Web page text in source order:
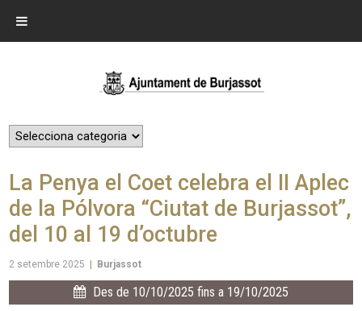
La Penya el Coet celebra el II Aplec
de la Pólvora “Ciutat de Burjassot”,
del 10 al 19 d’octubre
2 setembre 2025 Burjassot
Des de 10/10/2025 fins a 19/10/2025